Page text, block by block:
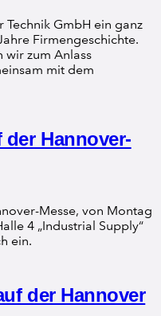
GmbH ein ganz
Firmengeschichte.
wir zum Anlass
mit dem
Hannover-
Messe, von Montag
4 „Industrial Supply“
ein.
der Hannover